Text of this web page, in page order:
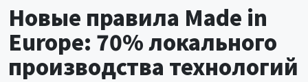
Новые правила Made in
Europe: 70% локального
производства технологий